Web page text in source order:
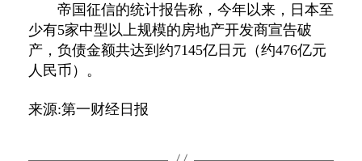
帝国征信的统计报告称，今年以来，日本至
少有5家中型以上规模的房地产开发商宣告破
产，负债金额共达到约7145亿日元（约476亿元
人民币）。
来源:第一财经日报